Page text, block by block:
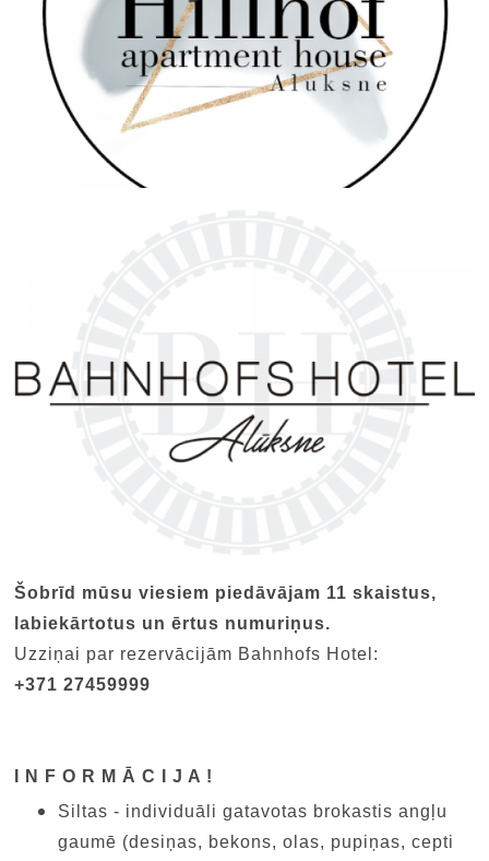
Šobrīd mūsu viesiem piedāvājam 11 skaistus,
labiekārtotus un ērtus numuriņus.
Uzziņai par rezervācijām Bahnhofs Hotel:
+371 27459999
I N F O R M Ā C I J A !
Siltas - individuāli gatavotas brokastis angļu
gaumē (desiņas, bekons, olas, pupiņas, cepti